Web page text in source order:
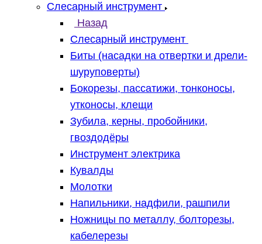
Слесарный инструмент
Назад
Слесарный инструмент
Биты (насадки на отвертки и дрели-
шуруповерты)
Бокорезы, пассатижи, тонконосы,
утконосы, клещи
Зубила, керны, пробойники,
гвоздодёры
Инструмент электрика
Кувалды
Молотки
Напильники, надфили, рашпили
Ножницы по металлу, болторезы,
кабелерезы